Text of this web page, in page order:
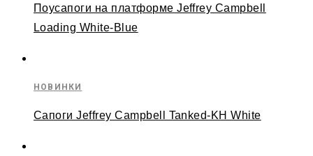
Поусапоги на платформе Jeffrey Campbell
Loading White-Blue
НОВИНКИ
Сапоги Jeffrey Campbell Tanked-KH White